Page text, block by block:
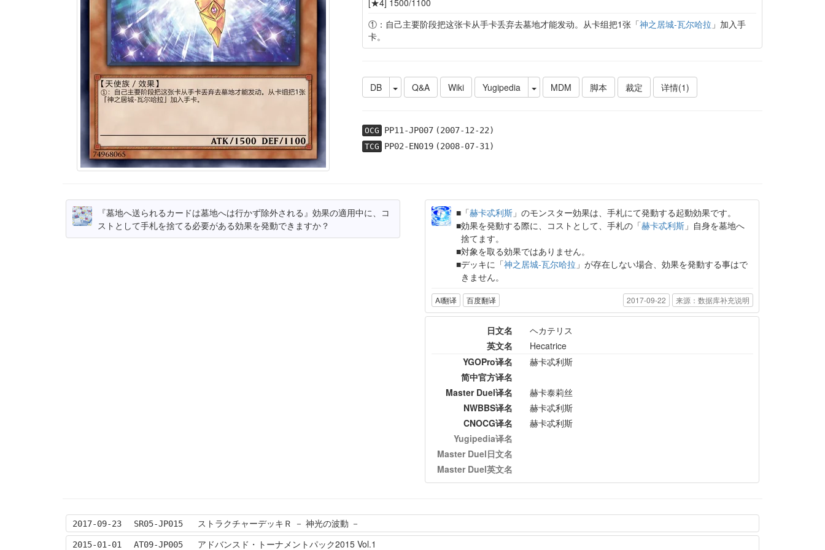
①：自己主要阶段把这张卡从手卡丢弃去墓地才能发动。从卡组把1张「神之居城-瓦尔哈拉 」加入手
卡。
DB Q&A Wiki Yugipedia MDM 脚本 裁定 详情(1)
OCG PP11-JP007(2007-12-22)
TCG PP02-EN019(2008-07-31)
『墓地へ送られるカードは墓地へは行かず除外される』効果の適用中に、コ
ストとして手札を捨てる必要がある効果を発動できますか？
「赫卡忒利斯 」のモンスター効果は、手札にて発動する起動効果です。
効果を発動する際に、コストとして、手札の「赫卡忒利斯 」自身を墓地へ
捨てます。
対象を取る効果ではありません。
デッキに「神之居城-瓦尔哈拉 」が存在しない場合、効果を発動する事はで
きません。
AI翻译 百度翻译 2017-09-22 来源：数据库补充说明
日文名
ヘカテリス
英文名
Hecatrice
YGOPro译名
赫卡忒利斯
简中官方译名
Master Duel译名
赫卡泰莉丝
NWBBS译名
赫卡忒利斯
CNOCG译名
赫卡忒利斯
Yugipedia译名
Master Duel日文名
Master Duel英文名
2017-09-23 SR05-JP015 ストラクチャーデッキＲ － 神光の波動 －
2015-01-01 AT09-JP005 アドバンスド・トーナメントパック2015 Vol.1